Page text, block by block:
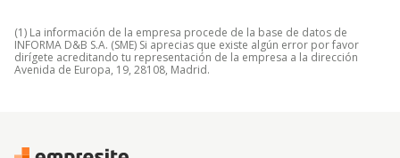
(1) La información de la empresa procede de la base de datos de
INFORMA D&B S.A. (SME) Si aprecias que existe algún error por favor
dirígete acreditando tu representación de la empresa a la dirección
Avenida de Europa, 19, 28108, Madrid.